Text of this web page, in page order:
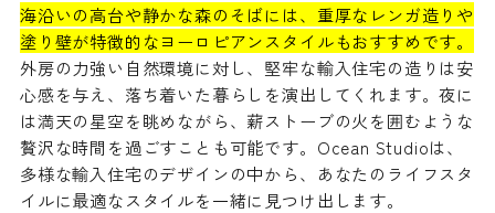
海沿いの高台や静かな森のそばには、重厚なレンガ造りや
塗り壁が特徴的なヨーロピアンスタイルもおすすめです。
外房の力強い自然環境に対し、堅牢な輸入住宅の造りは安
心感を与え、落ち着いた暮らしを演出してくれます。夜に
は満天の星空を眺めながら、薪ストーブの火を囲むような
贅沢な時間を過ごすことも可能です。Ocean Studioは、
多様な輸入住宅のデザインの中から、あなたのライフスタ
イルに最適なスタイルを一緒に見つけ出します。